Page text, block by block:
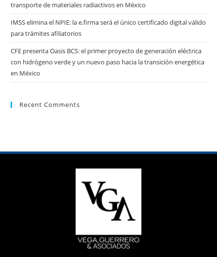
transporte de materiales radiactivos en México
IMSS elimina el NPIE: la e.firma será el único certificado digital válido
para trámites afiliatorios
CFE presenta Oasis BCS: el primer proyecto de generación eléctrica
con hidrógeno verde y un nuevo paso hacia la transición energética
en México
Recent Comments